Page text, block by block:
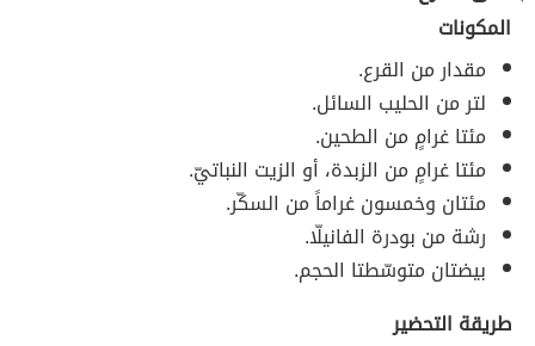
المكونات
مقدار من القرع.
لتر من الحليب السائل.
مئتا غرامٍ من الطحين.
مئتا غرامٍ من الزبدة، أو الزيت النباتيّ.
مئتان وخمسون غراماً من السكّر.
رشة من بودرة الفانيلّا.
بيضتان متوسّطتا الحجم.
طريقة التحضير